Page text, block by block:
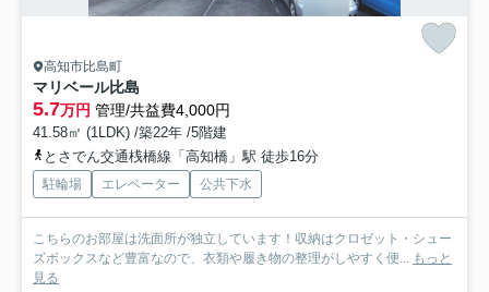
高知市比島町
マリベール比島
5.7万円 管理/共益費4,000円
41.58㎡ (1LDK) /築22年 /5階建
とさでん交通桟橋線「高知橋」駅 徒歩16分
駐輪場 エレベーター 公共下水
こちらのお部屋は洗面所が独立しています！収納はクロゼット・シュー
ズボックスなど豊富なので、衣類や履き物の整理がしやすく便... もっと
見る